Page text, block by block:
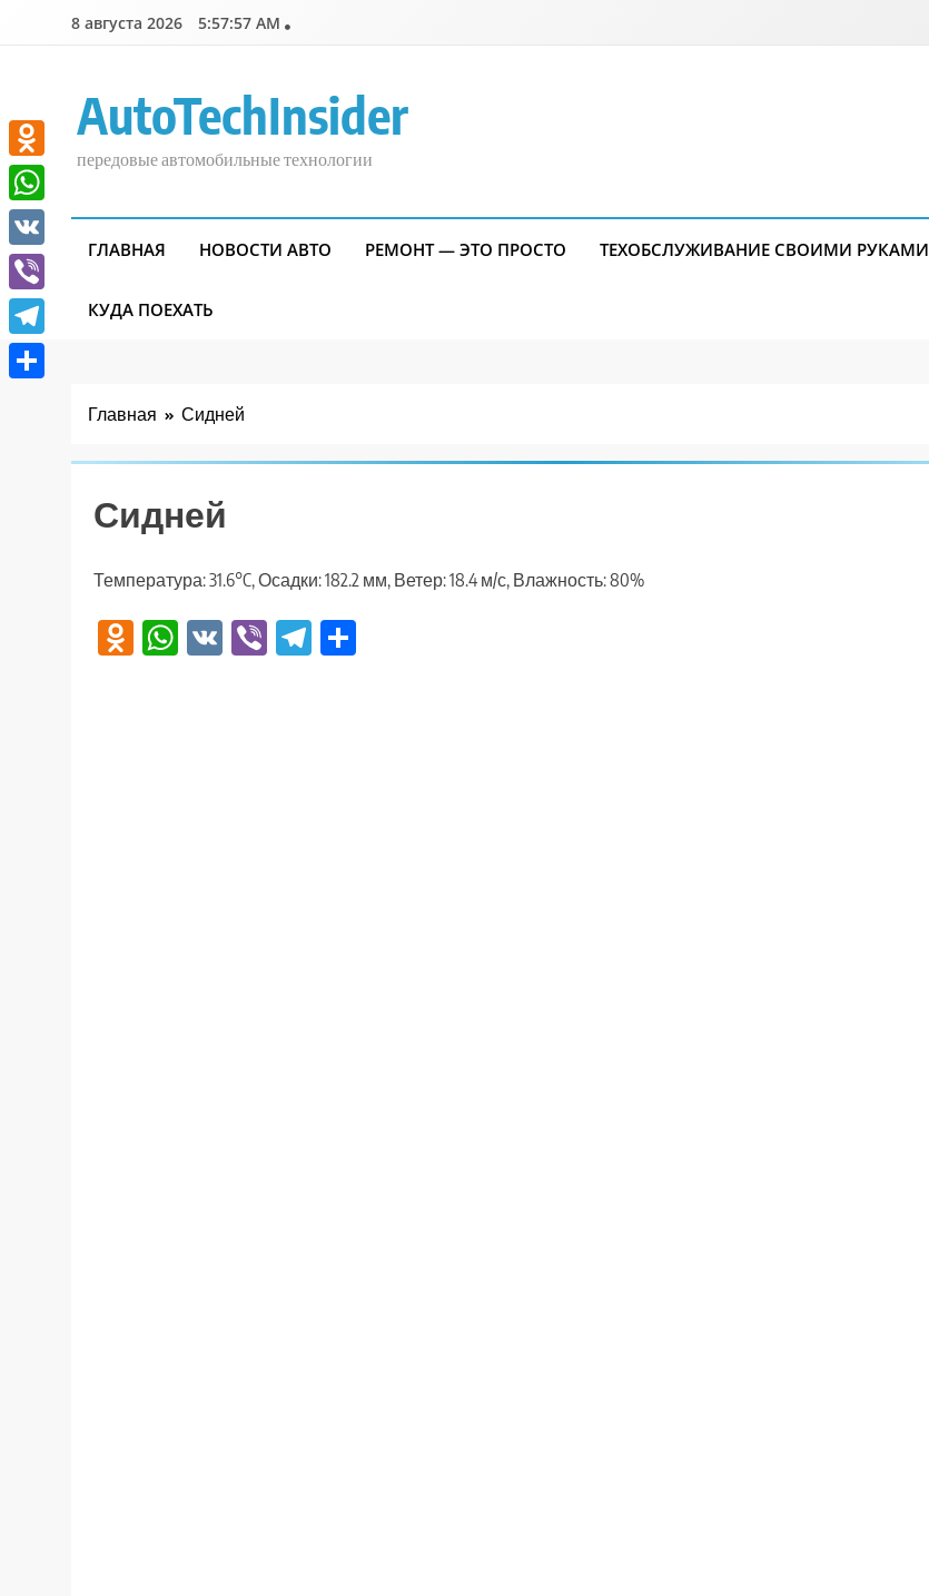
8 августа 2026 5:57:58 AM
AutoTechInsider
передовые автомобильные технологии
ГЛАВНАЯ НОВОСТИ АВТО РЕМОНТ — ЭТО ПРОСТО ТЕХОБСЛУЖИВАНИЕ СВОИМИ РУКАМИ
КУДА ПОЕХАТЬ
Главная Сидней
Сидней
Температура: 31.6°C, Осадки: 182.2 мм, Ветер: 18.4 м/с, Влажность: 80%
Odnoklassniki
WhatsApp
VK ViberTelegram
Odnoklassniki
WhatsApp
VK
Viber
Telegram